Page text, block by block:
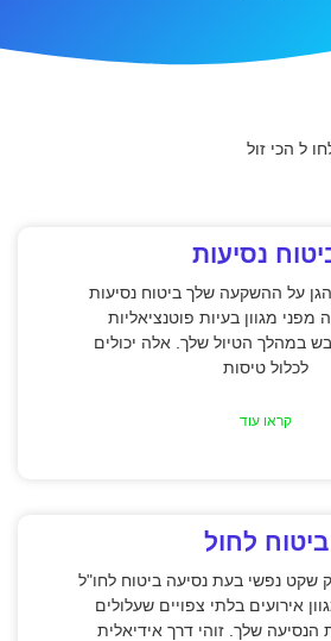
ל הכי זול
נסיעות
על ההשקעה שלך ביטוח נסיעות
מגוון בעיות פוטנציאליות
במהלך הטיול שלך. אלה יכולים
לכלול טיסות
קראו עוד
ביטוח לחול
שקט נפשי בעת נסיעה ביטוח לחו"ל
אירועים בלתי צפויים שעלולים
שלך. זוהי דרך אידיאלית